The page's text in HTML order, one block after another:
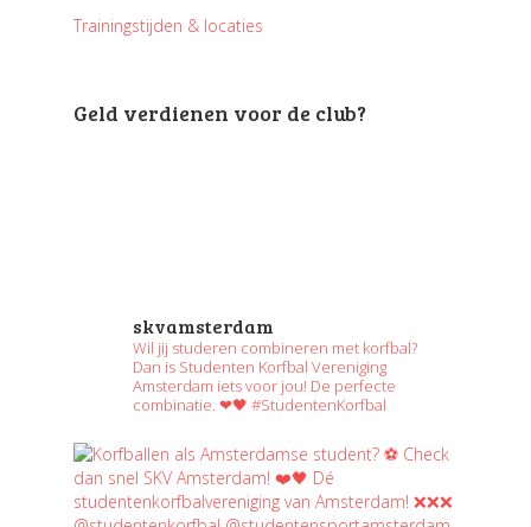
Trainingstijden & locaties
Geld verdienen voor de club?
skvamsterdam
Wil jij studeren combineren met korfbal?
Dan is Studenten Korfbal Vereniging
Amsterdam iets voor jou! De perfecte
combinatie. ❤🖤 #StudentenKorfbal